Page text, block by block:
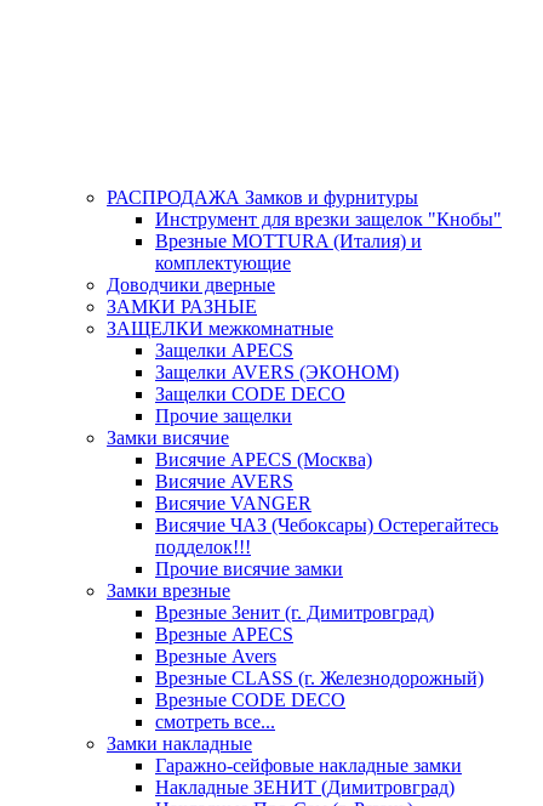
РАСПРОДАЖА Замков и фурнитуры
Инструмент для врезки защелок "Кнобы"
Врезные MOTTURA (Италия) и
комплектующие
Доводчики дверные
ЗАМКИ РАЗНЫЕ
ЗАЩЕЛКИ межкомнатные
Защелки APECS
Защелки AVERS (ЭКОНОМ)
Защелки CODE DECO
Прочие защелки
Замки висячие
Висячие APECS (Москва)
Висячие AVERS
Висячие VANGER
Висячие ЧАЗ (Чебоксары) Остерегайтесь
подделок!!!
Прочие висячие замки
Замки врезные
Врезные Зенит (г. Димитровград)
Врезные APECS
Врезные Avers
Врезные CLASS (г. Железнодорожный)
Врезные CODE DECO
смотреть все...
Замки накладные
Гаражно-сейфовые накладные замки
Накладные ЗЕНИТ (Димитровград)